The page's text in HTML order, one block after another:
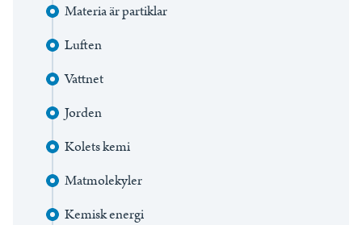
Materia är partiklar
Luften
Vattnet
Jorden
Kolets kemi
Matmolekyler
Kemisk energi